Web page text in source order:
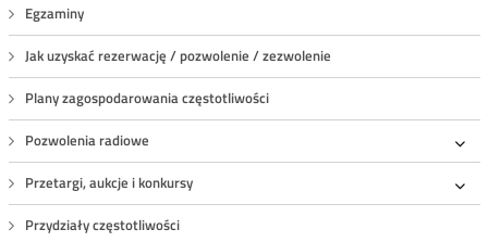
Egzaminy
Jak uzyskać rezerwację / pozwolenie / zezwolenie
Plany zagospodarowania częstotliwości
Pozwolenia radiowe
Przetargi, aukcje i konkursy
Przydziały częstotliwości